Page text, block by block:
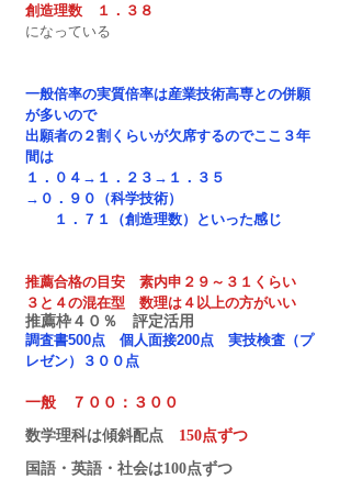
創造理数　１．３８
になっている
一般倍率の実質倍率は産業技術高専との併願
が多いので
出願者の２割くらいが欠席するのでここ３年
間は
１．０４→１．２３→１．３５
→０．９０（科学技術）
１．７１（創造理数）といった感じ
推薦合格の目安　素内申２９～３１くらい
３と４の混在型　数理は４以上の方がいい
推薦枠４０％　評定活用
調査書500点　個人面接200点　実技検査（プ
レゼン）３００点
一般　７００：３００
数学理科は傾斜配点 150点ずつ
国語・英語・社会は100点ずつ